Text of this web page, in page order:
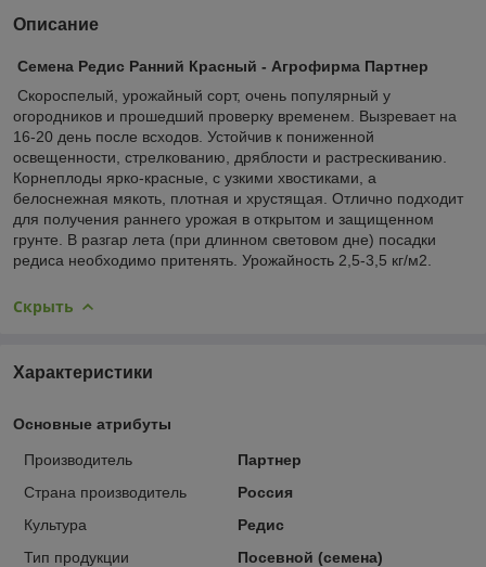
Описание
Семена Редис Ранний Красный - Агрофирма Партнер
Скороспелый, урожайный сорт, очень популярный у
огородников и прошедший проверку временем. Вызревает на
16-20 день после всходов. Устойчив к пониженной
освещенности, стрелкованию, дряблости и растрескиванию.
Корнеплоды ярко-красные, с узкими хвостиками, а
белоснежная мякоть, плотная и хрустящая. Отлично подходит
для получения раннего урожая в открытом и защищенном
грунте. В разгар лета (при длинном световом дне) посадки
редиса необходимо притенять. Урожайность 2,5-3,5 кг/м2.
Скрыть
Характеристики
Основные атрибуты
Производитель
Партнер
Страна производитель
Россия
Культура
Редис
Тип продукции
Посевной (семена)